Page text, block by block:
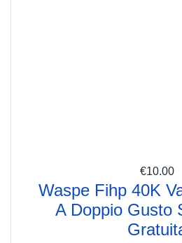
€10.00
Waspe Fihp 40K
A Doppio Gusto